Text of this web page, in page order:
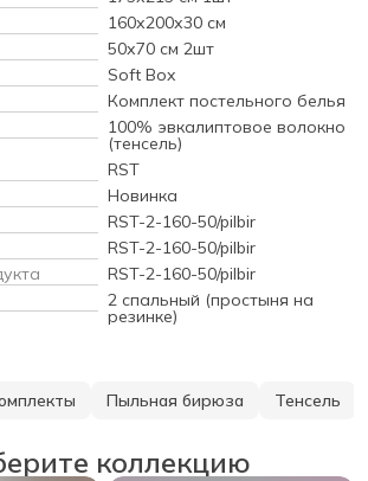
160х200х30 см
50х70 см 2шт
Soft Box
Комплект постельного белья
100% эвкалиптовое волокно
(тенсель)
RST
Новинка
RST-2-160-50/pilbir
RST-2-160-50/pilbir
RST-2-160-50/pilbir
2 спальный (простыня на
резинке)
Пыльная бирюза Тенсель
коллекцию